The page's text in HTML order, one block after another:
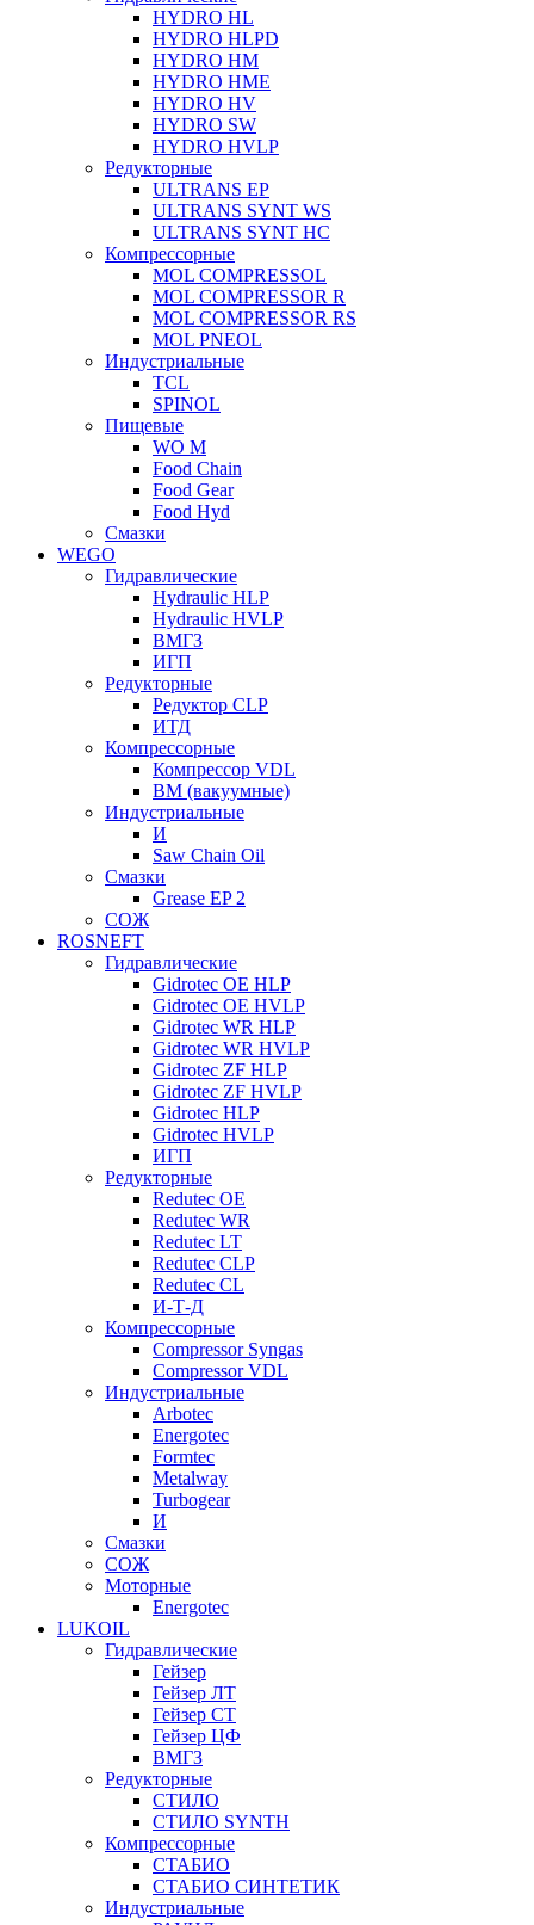
HYDRO HL
HYDRO HLPD
HYDRO HM
HYDRO HME
HYDRO HV
HYDRO SW
HYDRO HVLP
Редукторные
ULTRANS EP
ULTRANS SYNT WS
ULTRANS SYNT HC
Компрессорные
MOL COMPRESSOL
MOL COMPRESSOR R
MOL COMPRESSOR RS
MOL PNEOL
Индустриальные
TCL
SPINOL
Пищевые
WO M
Food Chain
Food Gear
Food Hyd
Смазки
WEGO
Гидравлические
Hydraulic HLP
Hydraulic HVLP
ВМГЗ
ИГП
Редукторные
Редуктор CLP
ИТД
Компрессорные
Компрессор VDL
ВМ (вакуумные)
Индустриальные
И
Saw Chain Oil
Смазки
Grease EP 2
СОЖ
ROSNEFT
Гидравлические
Gidrotec OE HLP
Gidrotec OE HVLP
Gidrotec WR HLP
Gidrotec WR HVLP
Gidrotec ZF HLP
Gidrotec ZF HVLP
Gidrotec HLP
Gidrotec HVLP
ИГП
Редукторные
Redutec OE
Redutec WR
Redutec LT
Redutec CLP
Redutec CL
И-Т-Д
Компрессорные
Compressor Syngas
Compressor VDL
Индустриальные
Arbotec
Energotec
Formtec
Metalway
Turbogear
И
Смазки
СОЖ
Моторные
Energotec
LUKOIL
Гидравлические
Гейзер
Гейзер ЛТ
Гейзер СТ
Гейзер ЦФ
ВМГЗ
Редукторные
СТИЛО
СТИЛО SYNTH
Компрессорные
СТАБИО
СТАБИО СИНТЕТИК
Индустриальные